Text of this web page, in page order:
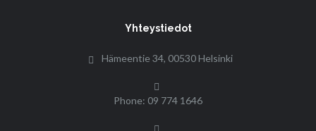
Yhteystiedot
Hämeentie 34, 00530 Helsinki
Phone: 09 774 1646